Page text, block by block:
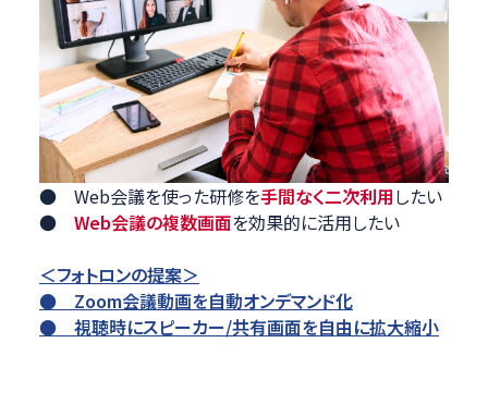
● Web会議を使った研修を手間なく二次利用したい
● Web会議の複数画面を効果的に活用したい
＜フォトロンの提案＞
● Zoom会議動画を自動オンデマンド化
● 視聴時にスピーカー/共有画面を自由に拡大縮小